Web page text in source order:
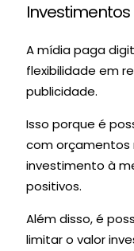
Investimentos
A mídia paga
flexibilidade em
publicidade.
Isso porque é
com orçamentos
investimento à
positivos.
Além disso, é
limitar o valor